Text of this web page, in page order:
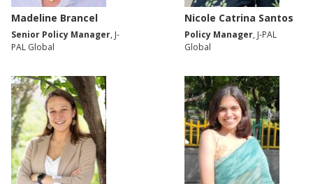
Madeline Brancel
Senior Policy Manager, J-
PAL Global
Nicole Catrina Santos
Policy Manager, J-PAL
Global